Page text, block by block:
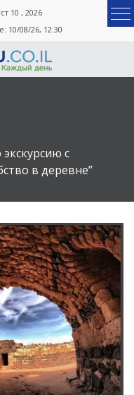
10 , 2026
10/08/26, 12:30
с
в деревне”